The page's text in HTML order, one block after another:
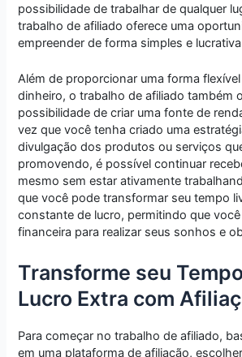
possibilidade de trabalhar de qualquer
trabalho de afiliado oferece uma
empreender de forma simples e
Além de proporcionar uma forma
dinheiro, o trabalho de afiliado também
possibilidade de criar uma fonte de
vez que você tenha criado uma
divulgação dos produtos ou serviços
promovendo, é possível continuar
mesmo sem estar ativamente
que você pode transformar seu tempo
constante de lucro, permitindo que
financeira para realizar seus sonhos e
Transforme seu
Lucro Extra com
Para começar no trabalho de afiliado,
em uma plataforma de afiliação,